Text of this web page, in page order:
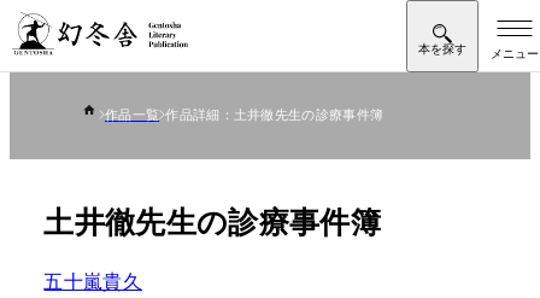
作品一覧 作品詳細：土井徹先生の診療事件簿
土井徹先生の診療事件簿
五十嵐貴久